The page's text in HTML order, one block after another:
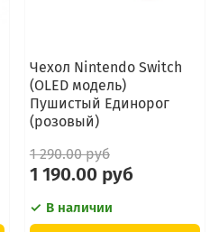
Чехол Nintendo Switch
(OLED модель)
Пушистый Единорог
(розовый)
1 290.00 руб
1 190.00 руб
В наличии